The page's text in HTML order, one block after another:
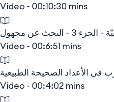
Video - 00:10:30 mins
Video - 00:6:51 mins
Video - 00:4:02 mins